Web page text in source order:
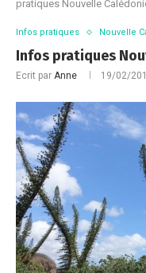
pratiques Nouvelle
Infos pratiques Nouvelle
Infos pratiques
Ecrit par Anne 19/02/